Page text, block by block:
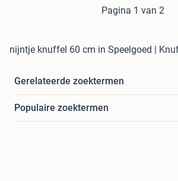
Pagina 1 van 2
nijntje knuffel 60 cm in Speelgoed |
Gerelateerde zoektermen
Populaire zoektermen